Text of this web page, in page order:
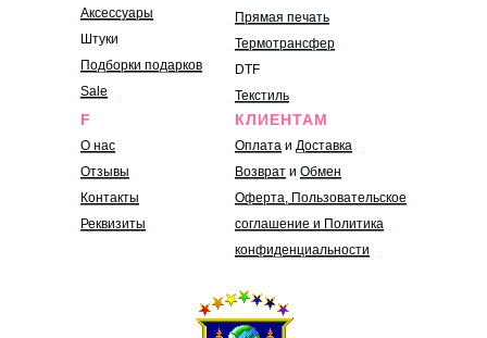
Аксессуары
Штуки
Подборки подарков
Sale
Прямая печать
Термотрансфер
DTF
Текстиль
F
О нас
Отзывы
Контакты
Реквизиты
КЛИЕНТАМ
Оплата и Доставка
Возврат и Обмен
Оферта, Пользовательское
соглашение и Политика
конфиденциальности